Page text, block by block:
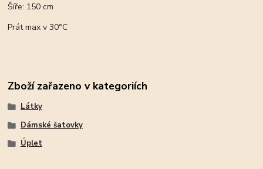
Šíře: 150 cm
Prát max v 30°C
Zboží zařazeno v kategoriích
Látky
Dámské šatovky
Úplet